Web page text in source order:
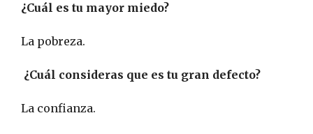
¿Cuál es tu mayor miedo?
La pobreza.
¿Cuál consideras que es tu gran defecto?
La confianza.